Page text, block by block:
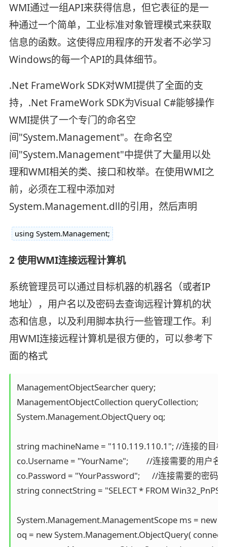
WMI通过一组API来获得信息，但它表征的是一
种通过一个简单，工业标准对象管理模式来获取
信息的函数。这使得应用程序的开发者不必学习
Windows的每一个API的具体细节。
.Net FrameWork SDK对WMI提供了全面的支
持，.Net FrameWork SDK为Visual C#能够操作
WMI提供了一个专门的命名空
间"System.Management"。在命名空
间"System.Management"中提供了大量用以处
理和WMI相关的类、接口和枚举。在使用WMI之
前，必须在工程中添加对
System.Management.dll的引用，然后声明
using System.Management;
2 使用WMI连接远程计算机
系统管理员可以通过目标机器的机器名（或者IP
地址），用户名以及密码去查询远程计算机的状
态和信息，以及利用脚本执行一些管理工作。利
用WMI连接远程计算机是很方便的，可以参考下
面的格式
ManagementObjectSearcher query;
ManagementObjectCollection queryCollection;
System.Management.ObjectQuery oq;
string machineName = "110.119.110.1"; //连接的目
co.Username = "YourName";         //连接需要的用户名
co.Password = "YourPassword";      //连接需要的密码
string connectString = "SELECT * FROM
System.Management.ManagementScope ms =
oq = new System.Management.ObjectQuery(